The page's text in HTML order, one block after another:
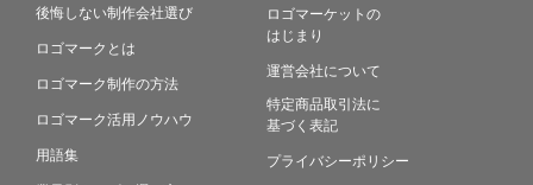
後悔しない制作会社選び
ロゴマークとは
ロゴマーク制作の方法
ロゴマーク活用ノウハウ
用語集
ロゴマーケットの
はじまり
運営会社について
特定商品取引法に
基づく表記
プライバシーポリシー